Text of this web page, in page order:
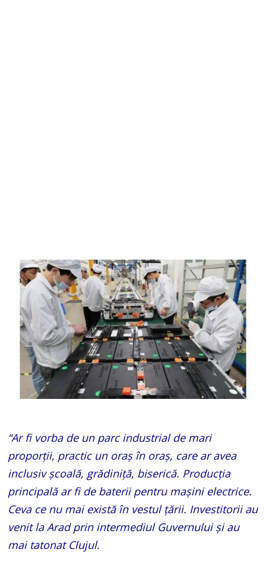
“Ar fi vorba de un parc industrial de mari
proporţii, practic un oraş în oraş, care ar avea
inclusiv şcoală, grădiniţă, biserică. Producţia
principală ar fi de baterii pentru maşini electrice.
Ceva ce nu mai există în vestul ţării. Investitorii au
venit la Arad prin intermediul Guvernului şi au
mai tatonat Clujul.